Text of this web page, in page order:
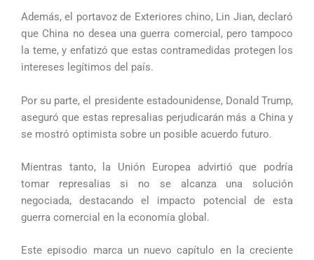
Además, el portavoz de Exteriores chino, Lin Jian, declaró
que China no desea una guerra comercial, pero tampoco
la teme, y enfatizó que estas contramedidas protegen los
intereses legítimos del país.
Por su parte, el presidente estadounidense, Donald Trump,
aseguró que estas represalias perjudicarán más a China y
se mostró optimista sobre un posible acuerdo futuro.
Mientras tanto, la Unión Europea advirtió que podría
tomar represalias si no se alcanza una solución
negociada, destacando el impacto potencial de esta
guerra comercial en la economía global.
Este episodio marca un nuevo capítulo en la creciente